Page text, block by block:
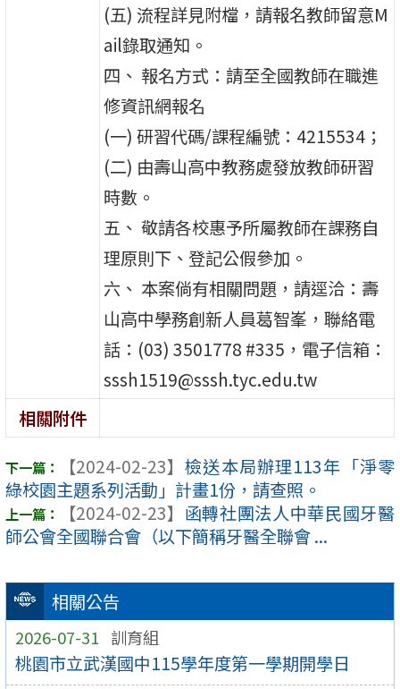
相關公告
2026-07-31 訓育組
桃園市立武漢國中115學年度第一學期開學日
(五) 流程詳見附檔，請報名教師留意M
ail錄取通知。
四、 報名方式：請至全國教師在職進
修資訊網報名
(一) 研習代碼/課程編號：4215534；
(二) 由壽山高中教務處發放教師研習
時數。
五、 敬請各校惠予所屬教師在課務自
理原則下、登記公假參加。
六、 本案倘有相關問題，請逕洽：壽
山高中學務創新人員葛智峯，聯絡電
話：(03) 3501778 #335，電子信箱：
sssh1519@sssh.tyc.edu.tw
相關附件
【2024-02-23】 檢送本局辦理113年「淨零
綠校園主題系列活動」計畫1份，請查照。
【2024-02-23】 函轉社團法人中華民國牙醫
師公會全國聯合會（以下簡稱牙醫全聯會 ...